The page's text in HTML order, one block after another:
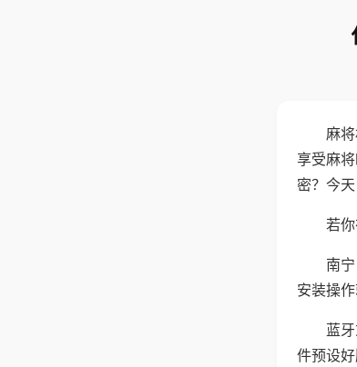
麻
享受麻
密？今
若
南
安装操
蓝
件预设